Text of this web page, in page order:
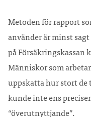
Metoden för rapport
använder är minst
på Försäkringskassan
Människor som
uppskatta hur stort de
kunde inte ens
“överutnyttjande”.